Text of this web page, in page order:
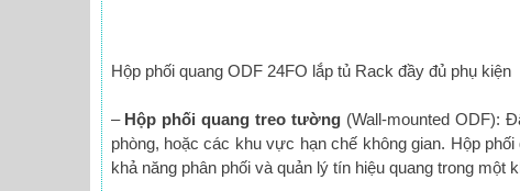
Hộp phối quang ODF 24FO lắp tủ Rack đầy đủ phụ kiện
– Hộp phối quang treo tường(Wall-mounted ODF):
phòng, hoặc các khu vực hạn chế không gian. Hộp
khả năng phân phối và quản lý tín hiệu quang trong một